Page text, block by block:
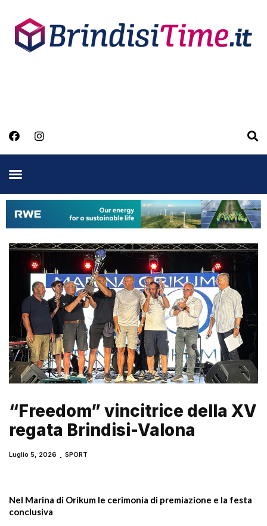
“Freedom” vincitrice della XV
regata Brindisi-Valona
Luglio 5, 2026 SPORT
Nel Marina di Orikum le cerimonia di premiazione e la festa
conclusiva